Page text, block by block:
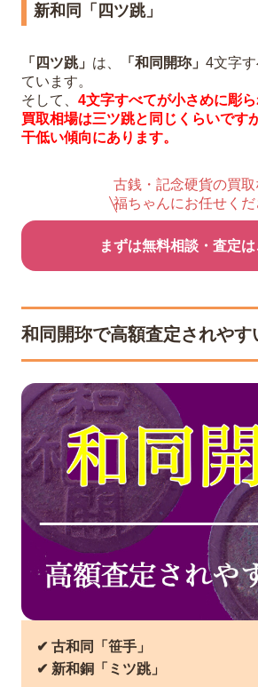
新和同「四ツ跳」
「四ツ跳」 は、 「和同開珎」 4文字
ています。
そして、 4文字すべてが小さめに彫ら
買取相場は三ツ跳と同じくらいです
干低い傾向にあります。
古銭・記念硬貨の買取
福ちゃんにお任せく
まずは無料相談・査定は
和同開珎で高額査定されやす
✔︎ 古和同「笹手」
✔︎ 新和銅「ミツ跳」